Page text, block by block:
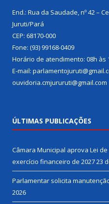
End.: Rua da Saudade, nº 42 –
Juruti/Pará
CEP: 68170-000
Fone: (93) 99168-0409
Horário de atendimento: 08h às
E-mail:
ouvidoria.cmjururuti@gmail.com
ÚLTIMAS PUBLICAÇÕES
Câmara Municipal aprova Lei
exercício financeiro de 202723
Parlamentar solicita
2026